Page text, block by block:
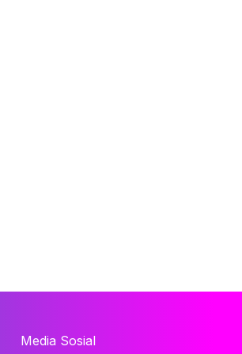
Media Sosial